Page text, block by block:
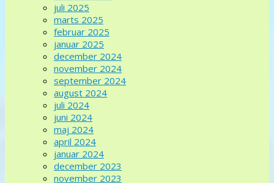
juli 2025
marts 2025
februar 2025
januar 2025
december 2024
november 2024
september 2024
august 2024
juli 2024
juni 2024
maj 2024
april 2024
januar 2024
december 2023
november 2023